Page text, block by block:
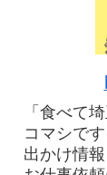
「食べて
コマシで
出かけ情